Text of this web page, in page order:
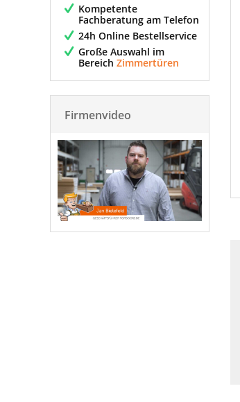
Kompetente
Fachberatung am Telefon
24h Online Bestellservice
Große Auswahl im
Bereich Zimmertüren
Firmenvideo